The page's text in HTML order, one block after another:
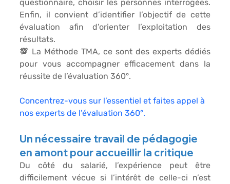
questionnaire, choisir les personnes interrogées.
Enfin, il convient d’identifier l’objectif de cette
évaluation afin d’orienter l’exploitation des
résultats.
💯 La Méthode TMA, ce sont des experts dédiés
pour vous accompagner efficacement dans la
réussite de l’évaluation 360°.
Concentrez-vous sur l’essentiel et faites appel à
nos experts de l’évaluation 360°.
Un nécessaire travail de pédagogie
en amont pour accueillir la critique
Du côté du salarié, l’expérience peut être
difficilement vécue si l’intérêt de celle-ci n’est